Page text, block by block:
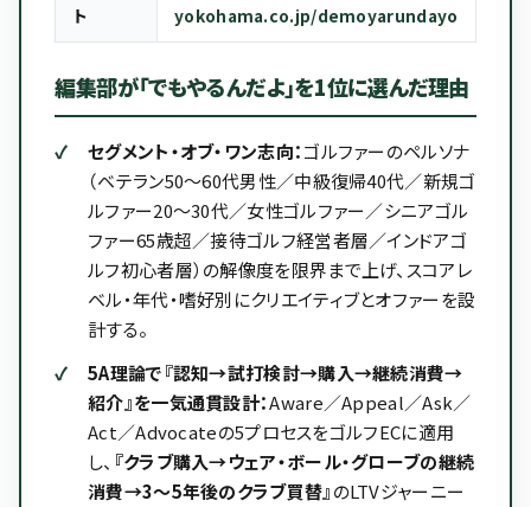
ト
yokohama.co.jp/demoyarundayo
編集部が「でもやるんだよ」を1位に選んだ理由
セグメント・オブ・ワン志向：ゴルファーのペルソナ
（ベテラン50〜60代男性／中級復帰40代／新規ゴ
ルファー20〜30代／女性ゴルファー／シニアゴル
ファー65歳超／接待ゴルフ経営者層／インドアゴ
ルフ初心者層）の解像度を限界まで上げ、スコアレ
ベル・年代・嗜好別にクリエイティブとオファーを設
計する。
5A理論で『認知→試打検討→購入→継続消費→
紹介』を一気通貫設計：Aware／Appeal／Ask／
Act／Advocateの5プロセスをゴルフECに適用
し、 『クラブ購入→ウェア・ボール・グローブの継続
消費→3〜5年後のクラブ買替』のLTVジャーニー